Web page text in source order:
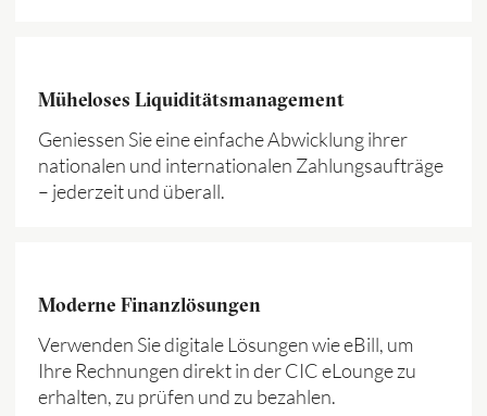
Müheloses Liquiditätsmanagement
Geniessen Sie eine einfache Abwicklung ihrer
nationalen und internationalen Zahlungsaufträge
– jederzeit und überall.
Moderne Finanzlösungen
Verwenden Sie digitale Lösungen wie eBill, um
Ihre Rechnungen direkt in der CIC eLounge zu
erhalten, zu prüfen und zu bezahlen.